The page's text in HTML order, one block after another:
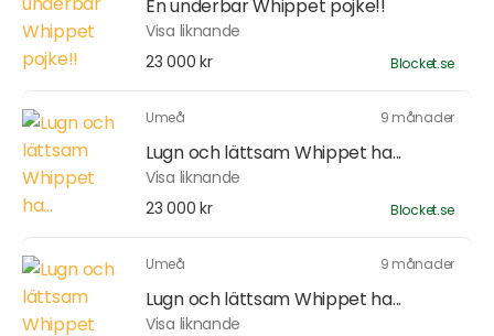
En underbar Whippet pojke!!
Visa liknande
23 000 kr
Blocket.se
Umeå 9 månader
Lugn och lättsam Whippet ha...
Visa liknande
23 000 kr
Blocket.se
Umeå 9 månader
Lugn och lättsam Whippet ha...
Visa liknande